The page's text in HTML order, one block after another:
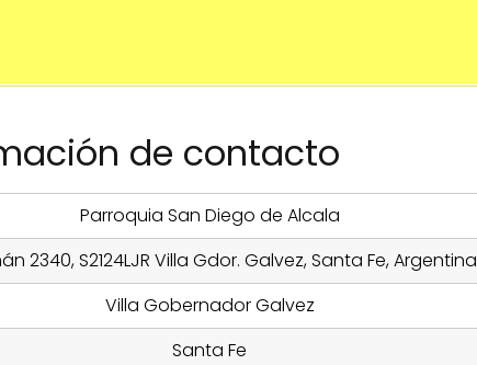
de contacto
Parroquia San Diego de Alcala
2340, S2124LJR Villa Gdor. Galvez, Santa Fe, Argentina
Villa Gobernador Galvez
Santa Fe